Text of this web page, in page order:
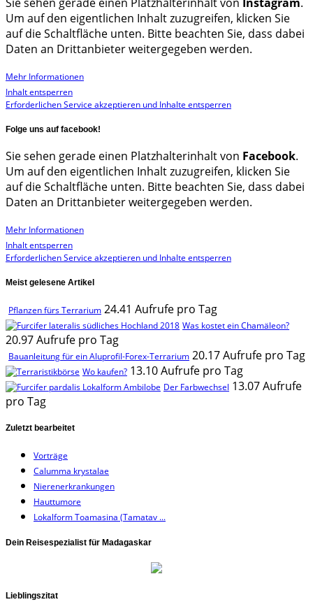
Um auf den eigentlichen Inhalt zuzugreifen, klicken Sie
auf die Schaltfläche unten. Bitte beachten Sie, dass dabei
Daten an Drittanbieter weitergegeben werden.
Mehr Informationen
Inhalt entsperren
Erforderlichen Service akzeptieren und Inhalte entsperren
Folge uns auf facebook!
Sie sehen gerade einen Platzhalterinhalt von Facebook.
Um auf den eigentlichen Inhalt zuzugreifen, klicken Sie
auf die Schaltfläche unten. Bitte beachten Sie, dass dabei
Daten an Drittanbieter weitergegeben werden.
Mehr Informationen
Inhalt entsperren
Erforderlichen Service akzeptieren und Inhalte entsperren
Meist gelesene Artikel
Pflanzen fürs Terrarium 24.41 Aufrufe pro Tag
Was kostet ein Chamäleon?
20.97 Aufrufe pro Tag
Bauanleitung für ein Aluprofil-Forex-Terrarium 20.17 Aufrufe pro Tag
Wo kaufen? 13.10 Aufrufe pro Tag
Der Farbwechsel 13.07 Aufrufe
pro Tag
Zuletzt bearbeitet
Vorträge
Calumma krystalae
Nierenerkrankungen
Hauttumore
Lokalform Toamasina (Tamatav ...
Dein Reisespezialist für Madagaskar
Lieblingszitat